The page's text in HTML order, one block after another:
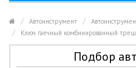
Автоинструмент
Ключ гаечный комбинированный
Подбор